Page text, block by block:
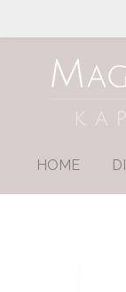
hoofdinhoud
HOME